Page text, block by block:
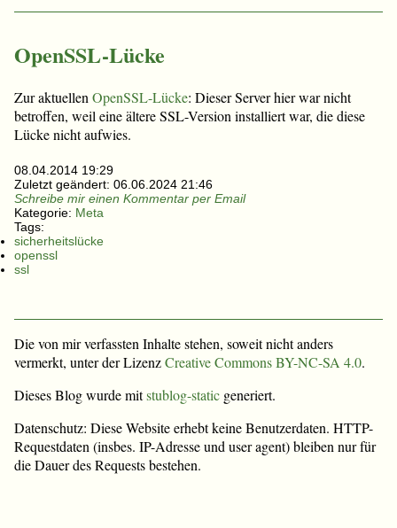
OpenSSL-Lücke
Zur aktuellen OpenSSL-Lücke: Dieser Server hier war nicht
betroffen, weil eine ältere SSL-Version installiert war, die diese
Lücke nicht aufwies.
08.04.2014 19:29
Zuletzt geändert: 06.06.2024 21:46
Schreibe mir einen Kommentar per Email
Kategorie: Meta
Tags:
sicherheitslücke
openssl
ssl
Die von mir verfassten Inhalte stehen, soweit nicht anders
vermerkt, unter der LizenzCreative Commons BY-NC-SA 4.0.
Dieses Blog wurde mitstublog-static generiert.
Datenschutz: Diese Website erhebt keine Benutzerdaten. HTTP-
Requestdaten (insbes. IP-Adresse und user agent) bleiben nur für
die Dauer des Requests bestehen.